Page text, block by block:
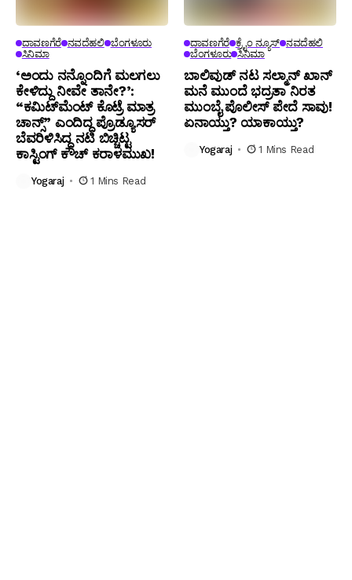
ದಾವಣಗೆರೆ ನವದೆಹಲಿ ಬೆಂಗಳೂರು
ಸಿನಿಮಾ
‘ಅಂದು ನನ್ನೊಂದಿಗೆ ಮಲಗಲು
ಕೇಳಿದ್ದು ನೀವೇ ತಾನೇ?’:
“ಕಮಿಟ್‌ಮೆಂಟ್ ಕೊಟ್ರೆ ಮಾತ್ರ
ಚಾನ್ಸ್” ಎಂದಿದ್ದ ಪ್ರೊಡ್ಯೂಸರ್
ಬೆವರಿಳಿಸಿದ್ದ ನಟಿ ಬಿಚ್ಚಿಟ್ಟ
ಕಾಸ್ಟಿಂಗ್ ಕೌಚ್ ಕರಾಳಮುಖ!
Yogaraj 1 Mins Read
ದಾವಣಗೆರೆ ಕ್ರೈಂ ನ್ಯೂಸ್ ನವದೆಹಲಿ
ಬೆಂಗಳೂರು ಸಿನಿಮಾ
ಬಾಲಿವುಡ್ ನಟ ಸಲ್ಮಾನ್ ಖಾನ್
ಮನೆ ಮುಂದೆ ಭದ್ರತಾ ನಿರತ
ಮುಂಬೈ ಪೊಲೀಸ್ ಪೇದೆ ಸಾವು!
ಏನಾಯ್ತು? ಯಾಕಾಯ್ತು?
Yogaraj 1 Mins Read